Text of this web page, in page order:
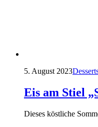
5. August 2023
Eis am Stiel
Dieses köstliche